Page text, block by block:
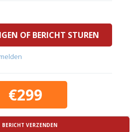
OF BERICHT STUREN
€299
VERZENDEN